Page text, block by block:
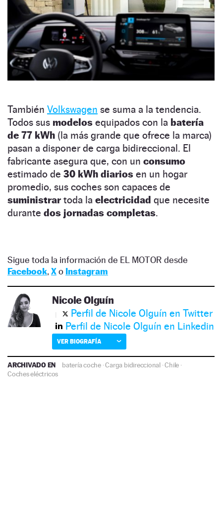
También Volkswagen se suma a la tendencia.
Todos sus modelos equipados con la batería
de 77 kWh (la más grande que ofrece la marca)
pasan a disponer de carga bidireccional. El
fabricante asegura que, con un consumo
estimado de 30 kWh diarios en un hogar
promedio, sus coches son capaces de
suministrartoda la electricidad que necesite
durante dos jornadas completas.
Sigue toda la información de EL MOTOR desde
Facebook, Xo Instagram
Nicole Olguín
Perfil de Nicole Olguín en Twitter
Perfil de Nicole Olguín en Linkedin
VER BIOGRAFÍA
ARCHIVADO EN batería coche ·Carga bidireccional·Chile ·
Coches eléctricos